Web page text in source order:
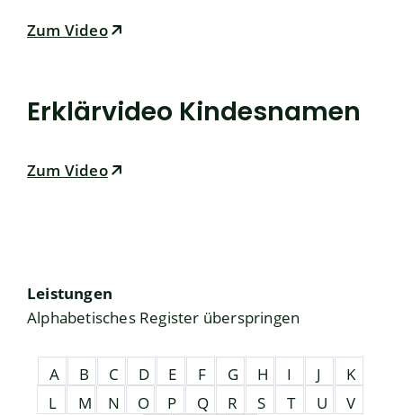
Zum Video
Erklärvideo Kindesnamen
Zum Video
Leistungen
Alphabetisches Register überspringen
A B C D E F G H I J
K
L
M N O P Q R S T U
V